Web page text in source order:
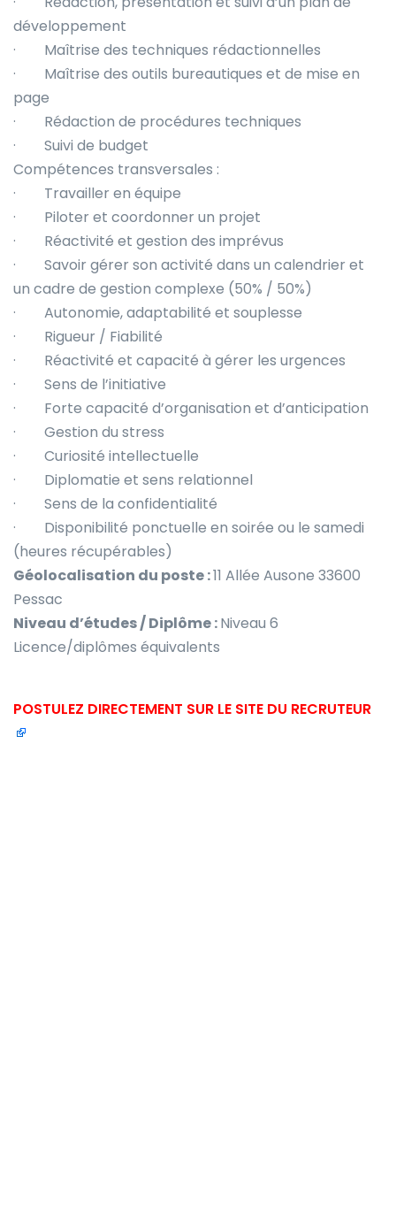
développement
· Maîtrise des techniques rédactionnelles
· Maîtrise des outils bureautiques et de mise en
page
· Rédaction de procédures techniques
· Suivi de budget
Compétences transversales :
· Travailler en équipe
· Piloter et coordonner un projet
· Réactivité et gestion des imprévus
· Savoir gérer son activité dans un calendrier et
un cadre de gestion complexe (50% / 50%)
· Autonomie, adaptabilité et souplesse
· Rigueur / Fiabilité
· Réactivité et capacité à gérer les urgences
· Sens de l’initiative
· Forte capacité d’organisation et d’anticipation
· Gestion du stress
· Curiosité intellectuelle
· Diplomatie et sens relationnel
· Sens de la confidentialité
· Disponibilité ponctuelle en soirée ou le samedi
(heures récupérables)
Géolocalisation du poste :11 Allée Ausone 33600
Pessac
Niveau d’études / Diplôme :Niveau 6
Licence/diplômes équivalents
POSTULEZ DIRECTEMENT SUR LE SITE DU RECRUTEUR